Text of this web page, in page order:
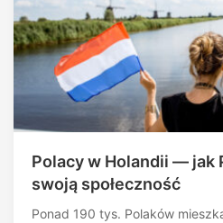
Polacy w Holandii — jak
swoją społeczność
Ponad 190 tys. Polaków